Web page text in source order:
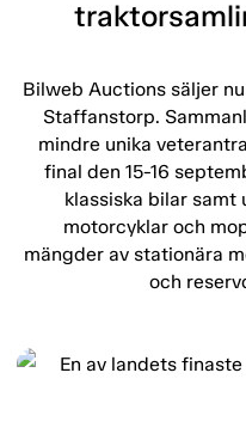
Bilweb Auctions säljer
Staffanstorp.
mindre unika
final den 15-16
klassiska bilar samt
motorcyklar och
mängder av stationära
och